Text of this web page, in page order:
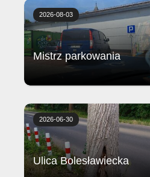
Mistrz parkowania
2026-08-03
Ulica Bolesławiecka
2026-06-30